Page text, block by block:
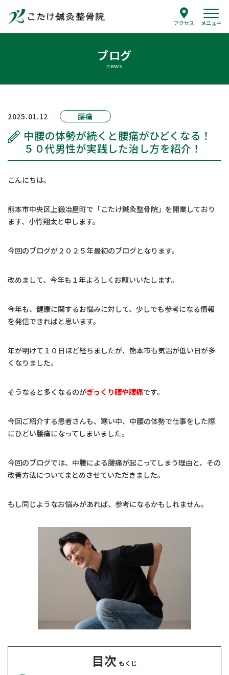
アクセス メニュー
院長紹介
治療案内
整体治療
鍼灸
スポーツ障害
腰痛の治療
よくあるご質問
お問い合わせ
予約のお電話はこちらから
（受付時間：10:00-21:00）
ブログ
news
2025.01.12 腰痛
中腰の体勢が続くと腰痛がひどくなる！
５０代男性が実践した治し方を紹介！
こんにちは。
熊本市中央区上鍛冶屋町で「こたけ鍼灸整骨院」を開業しており
ます、小竹翔太と申します。
今回のブログが２０２５年最初のブログとなります。
改めまして、今年も１年よろしくお願いいたします。
今年も、健康に関するお悩みに対して、少しでも参考になる情報
を発信できればと思います。
年が明けて１０日ほど経ちましたが、熊本市も気温が低い日が多
くなりました。
そうなると多くなるのがぎっくり腰や腰痛です。
今回ご紹介する患者さんも、寒い中、中腰の体勢で仕事をした際
にひどい腰痛になってしまいました。
今回のブログでは、中腰による腰痛が起こってしまう理由と、その
改善方法についてまとめさせていただきました。
もし同じようなお悩みがあれば、参考になるかもしれません。
目次